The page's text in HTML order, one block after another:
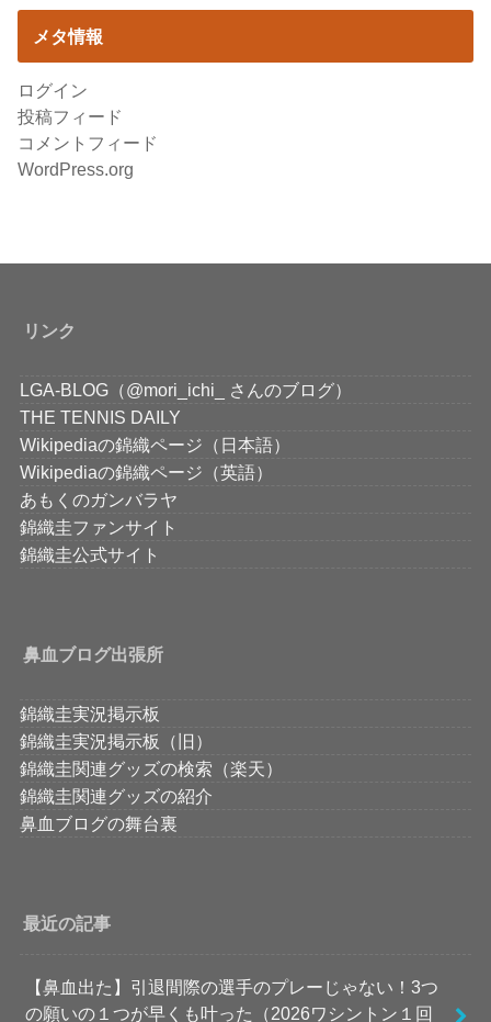
メタ情報
ログイン
投稿フィード
コメントフィード
WordPress.org
リンク
LGA-BLOG（@mori_ichi_ さんのブログ）
THE TENNIS DAILY
Wikipediaの錦織ページ（日本語）
Wikipediaの錦織ページ（英語）
あもくのガンバラヤ
錦織圭ファンサイト
錦織圭公式サイト
鼻血ブログ出張所
錦織圭実況掲示板
錦織圭実況掲示板（旧）
錦織圭関連グッズの検索（楽天）
錦織圭関連グッズの紹介
鼻血ブログの舞台裏
最近の記事
【鼻血出た】引退間際の選手のプレーじゃない！3つ
の願いの１つが早くも叶った（2026ワシントン１回